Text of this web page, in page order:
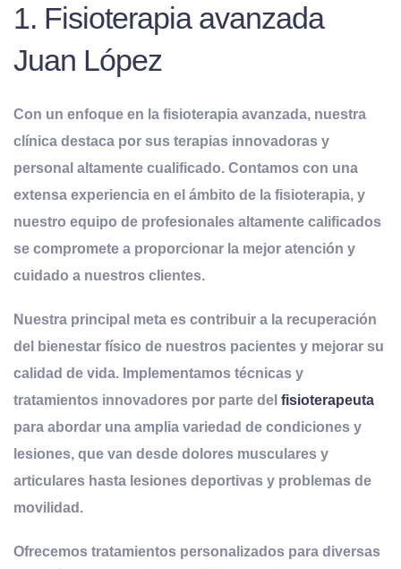
1. Fisioterapia avanzada
Juan López
Con un enfoque en la fisioterapia avanzada, nuestra
clínica destaca por sus terapias innovadoras y
personal altamente cualificado. Contamos con una
extensa experiencia en el ámbito de la fisioterapia, y
nuestro equipo de profesionales altamente calificados
se compromete a proporcionar la mejor atención y
cuidado a nuestros clientes.
Nuestra principal meta es contribuir a la recuperación
del bienestar físico de nuestros pacientes y mejorar su
calidad de vida. Implementamos técnicas y
tratamientos innovadores por parte del fisioterapeuta
para abordar una amplia variedad de condiciones y
lesiones, que van desde dolores musculares y
articulares hasta lesiones deportivas y problemas de
movilidad.
Ofrecemos tratamientos personalizados para diversas